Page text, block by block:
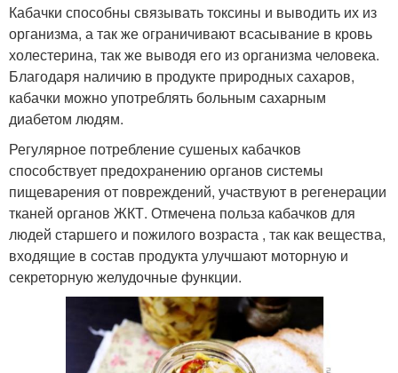
Кабачки способны связывать токсины и выводить их из
организма, а так же ограничивают всасывание в кровь
холестерина, так же выводя его из организма человека.
Благодаря наличию в продукте природных сахаров,
кабачки можно употреблять больным сахарным
диабетом людям.
Регулярное потребление сушеных кабачков
способствует предохранению органов системы
пищеварения от повреждений, участвуют в регенерации
тканей органов ЖКТ. Отмечена польза кабачков для
людей старшего и пожилого возраста , так как вещества,
входящие в состав продукта улучшают моторную и
секреторную желудочные функции.